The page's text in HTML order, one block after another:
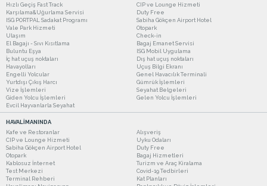
Hızlı Geçiş Fast Track
CIP ve Lounge Hizmeti
Karşılama&Uğurlama Servisi
Duty Free
ISG PORTPAL Sadakat Programı
Sabiha Gökçen Airport Hotel
Vale Park Hizmeti
Otopark
Ulaşım
Check-in
El Bagajı - Sıvı Kısıtlama
Bagaj Emanet Servisi
Buluntu Eşya
ISG Mobil Uygulama
İç hat uçuş noktaları
Dış hat uçuş noktaları
Havayolları
Uçuş Bilgi Ekranı
Engelli Yolcular
Genel Havacılık Terminali
Yurtdışı Çıkış Harcı
Gümrük İşlemleri
Vize İşlemleri
Seyahat Belgeleri
Giden Yolcu İşlemleri
Gelen Yolcu İşlemleri
Evcil Hayvanlarla Seyahat
HAVALİMANINDA
Kafe ve Restoranlar
Alışveriş
CIP ve Lounge Hizmeti
Uyku Odaları
Sabiha Gökçen Airport Hotel
Duty Free
Otopark
Bagaj Hizmetleri
Kablosuz İnternet
Turizm ve Araç Kiralama
Test Merkezi
Covid-19 Tedbirleri
Terminal Rehberi
Kat Planları